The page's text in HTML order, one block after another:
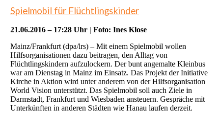
Spielmobil für Flüchtlingskinder
21.06.2016 – 17:28 Uhr | Foto: Ines Klose
Mainz/Frankfurt (dpa/lrs) – Mit einem Spielmobil wollen
Hilfsorganisationen dazu beitragen, den Alltag von
Flüchtlingskindern aufzulockern. Der bunt angemalte Kleinbus
war am Dienstag in Mainz im Einsatz. Das Projekt der Initiative
Kirche in Aktion wird unter anderem von der Hilfsorganisation
World Vision unterstützt. Das Spielmobil soll auch Ziele in
Darmstadt, Frankfurt und Wiesbaden ansteuern. Gespräche mit
Unterkünften in anderen Städten wie Hanau laufen derzeit.